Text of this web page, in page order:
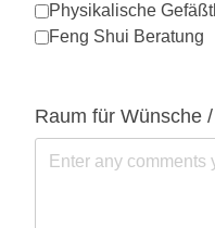
Physikalische
Feng Shui Beratung
Raum für Wünsche